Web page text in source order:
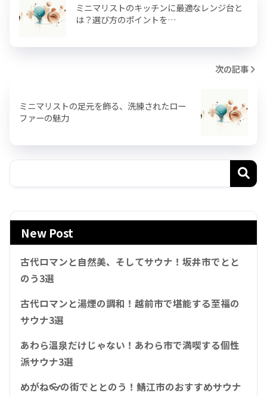
ミニマリストのキッチンに最適なレンジ台と
は？選び方のポイントを…
次の記事
ミニマリストの足元を飾る、洗練されたロー
ファーの魅力
New Post
古代ロマンと自然美、そしてサウナ！坂井市でとと
のう3選
古代ロマンと湯煙の調和！越前市で堪能する至福の
サウナ3選
あわら温泉だけじゃない！あわら市で満喫する個性
派サウナ3選
めがね👓の街でととのう！鯖江市のおすすめサウナ